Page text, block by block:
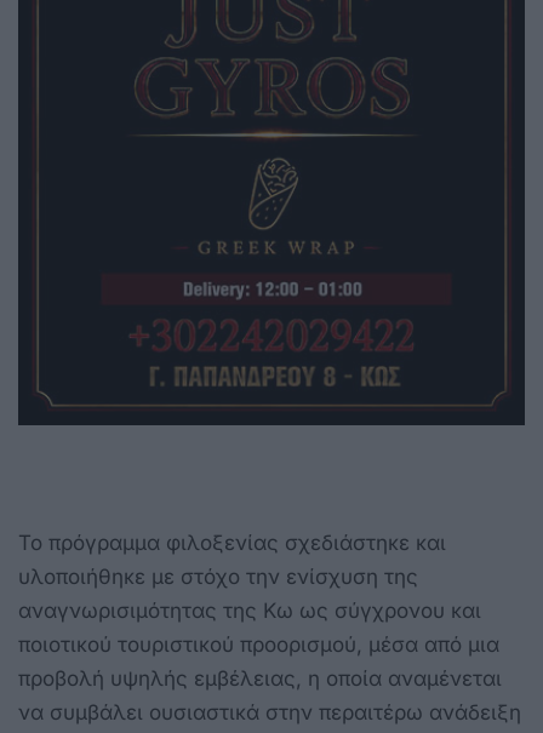
Το πρόγραμμα φιλοξενίας σχεδιάστηκε και
υλοποιήθηκε με στόχο την ενίσχυση της
αναγνωρισιμότητας της Κω ως σύγχρονου και
ποιοτικού τουριστικού προορισμού, μέσα από μια
προβολή υψηλής εμβέλειας, η οποία αναμένεται
να συμβάλει ουσιαστικά στην περαιτέρω ανάδειξη